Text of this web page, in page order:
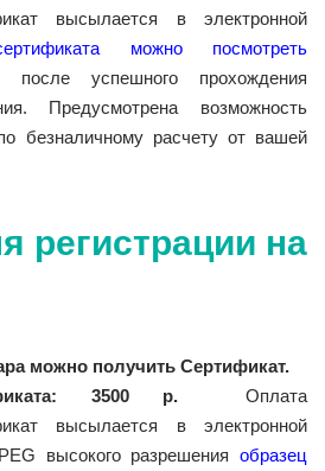
высылается в электронной
можно посмотреть
после успешного прохождения
Предусмотрена возможность
безналичному расчету от вашей
регистрации на
можно получить Сертификат.
3500 р.
Оплата
высылается в электронной
высокого разрешенияобразец